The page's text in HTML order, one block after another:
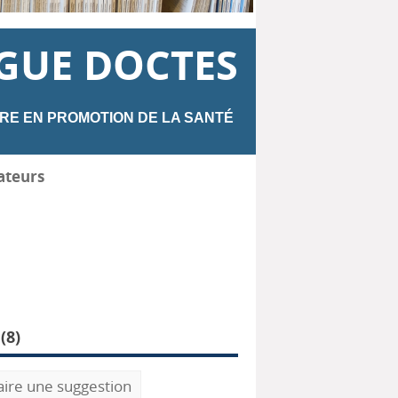
DOCTES
EN PROMOTION DE LA SANTÉ
8)
une suggestion